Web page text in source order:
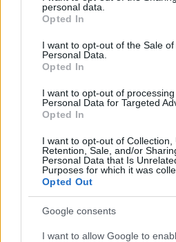
grant or deny consent to Google
use your data for below specified
consent section.
personal data.
Opted In
I want to opt-out of the Sale of
Personal Data.
Opted In
I want to opt-out of
Personal Data for Targeted
Opted In
I want to opt-out of Collection,
Retention, Sale, and/or
Personal Data that Is
Purposes for which it was
Opted Out
Google consents
I want to allow Google to
NEWS
Petrolio in calo: Brent a 91,82$,
Andrea Innocenti · 5 Ago 2026